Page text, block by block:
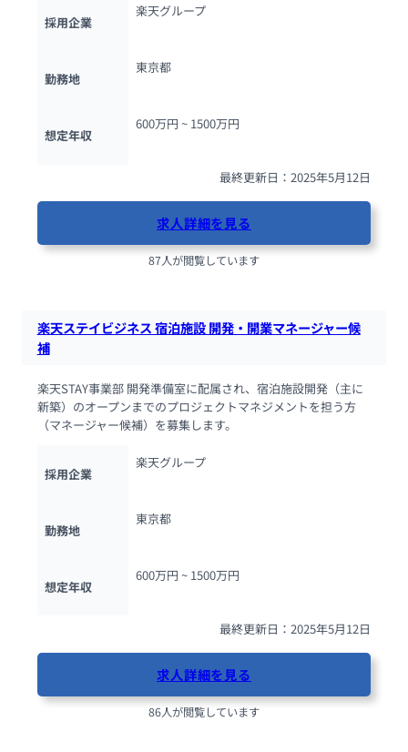
採用企業
楽天グループ
勤務地
東京都
想定年収
600万円 ~ 1500万円
最終更新日：2025年5月12日
求人詳細を見る
87人が閲覧しています
楽天ステイビジネス 宿泊施設 開発・開業マネージャー候
補
楽天STAY事業部 開発準備室に配属され、宿泊施設開発（主に
新築）のオープンまでのプロジェクトマネジメントを担う方
（マネージャー候補）を募集します。
採用企業
楽天グループ
勤務地
東京都
想定年収
600万円 ~ 1500万円
最終更新日：2025年5月12日
求人詳細を見る
86人が閲覧しています